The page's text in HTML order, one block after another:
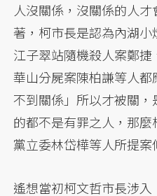
人沒關係，沒關係的人
著，柯市長是認為內湖
江子翠站隨機殺人案鄭捷
華山分屍案陳柏謙等人
不到關係」所以才被關
的都不是有罪之人，那
黨立委林岱樺等人所提案
遙想當初柯文哲市長涉